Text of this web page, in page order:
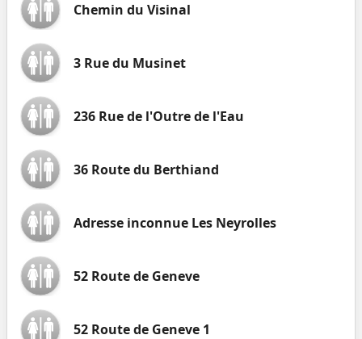
Chemin du Visinal
3 Rue du Musinet
236 Rue de l'Outre de l'Eau
36 Route du Berthiand
Adresse inconnue Les Neyrolles
52 Route de Geneve
52 Route de Geneve 1